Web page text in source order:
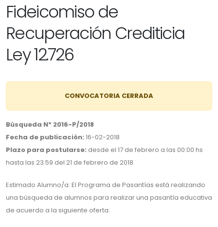
Fideicomiso de
Recuperación Crediticia
Ley 12.726
CONVOCATORIA CERRADA
Búsqueda Nº 2016-P/2018
Fecha de publicación: 16-02-2018
Plazo para postularse: desde el 17 de febrero a las 00:00 hs
hasta las 23.59 del 21 de febrero de 2018
Estimado Alumno/a: El Programa de Pasantías está realizando
una búsqueda de alumnos para realizar una pasantía educativa
de acuerdo a la siguiente oferta: